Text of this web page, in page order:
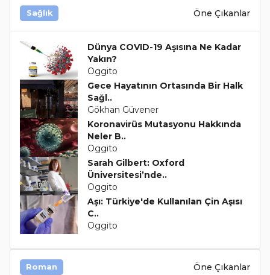
Sağlık Öne Çıkanlar
Dünya COVID-19 Aşısına Ne Kadar
Yakın?
Oggito
Gece Hayatının Ortasında Bir Halk
Sağl..
Gökhan Güvener
Koronavirüs Mutasyonu Hakkında
Neler B..
Oggito
Sarah Gilbert: Oxford
Üniversitesi’nde..
Oggito
Aşı: Türkiye'de Kullanılan Çin Aşısı
C..
Oggito
Roman Öne Çıkanlar